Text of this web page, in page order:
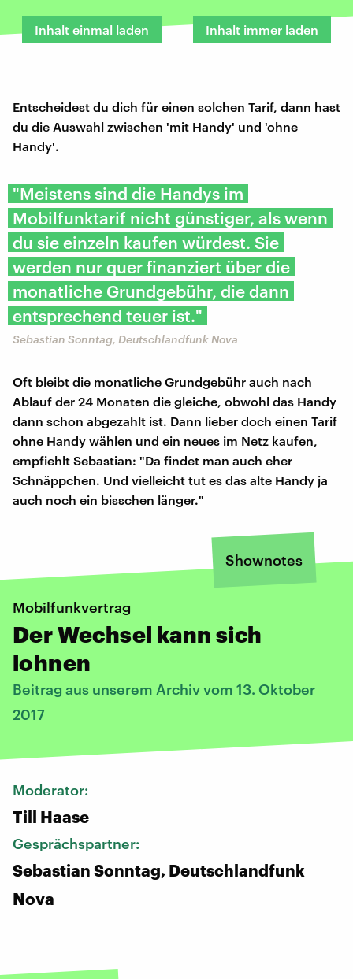
Inhalt einmal laden Inhalt immer laden
Entscheidest du dich für einen solchen Tarif, dann hast
du die Auswahl zwischen 'mit Handy' und 'ohne
Handy'.
"Meistens sind die Handys im
Mobilfunktarif nicht günstiger, als wenn
du sie einzeln kaufen würdest. Sie
werden nur quer finanziert über die
monatliche Grundgebühr, die dann
entsprechend teuer ist."
Sebastian Sonntag, Deutschlandfunk Nova
Oft bleibt die monatliche Grundgebühr auch nach
Ablauf der 24 Monaten die gleiche, obwohl das Handy
dann schon abgezahlt ist. Dann lieber doch einen Tarif
ohne Handy wählen und ein neues im Netz kaufen,
empfiehlt Sebastian: "Da findet man auch eher
Schnäppchen. Und vielleicht tut es das alte Handy ja
auch noch ein bisschen länger."
Shownotes
Mobilfunkvertrag
Der Wechsel kann sich
lohnen
Beitrag aus unserem Archiv vom 13. Oktober
2017
Moderator:
Till Haase
Gesprächspartner:
Sebastian Sonntag, Deutschlandfunk
Nova